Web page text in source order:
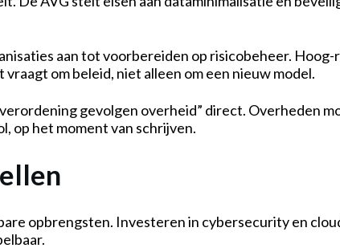
aan tot voorbereiden op risicobeheer.
om beleid, niet alleen om een nieuw model.
gevolgen overheid” direct. Overheden
op het moment van schrijven.
opbrengsten. Investeren in cybersecurity en